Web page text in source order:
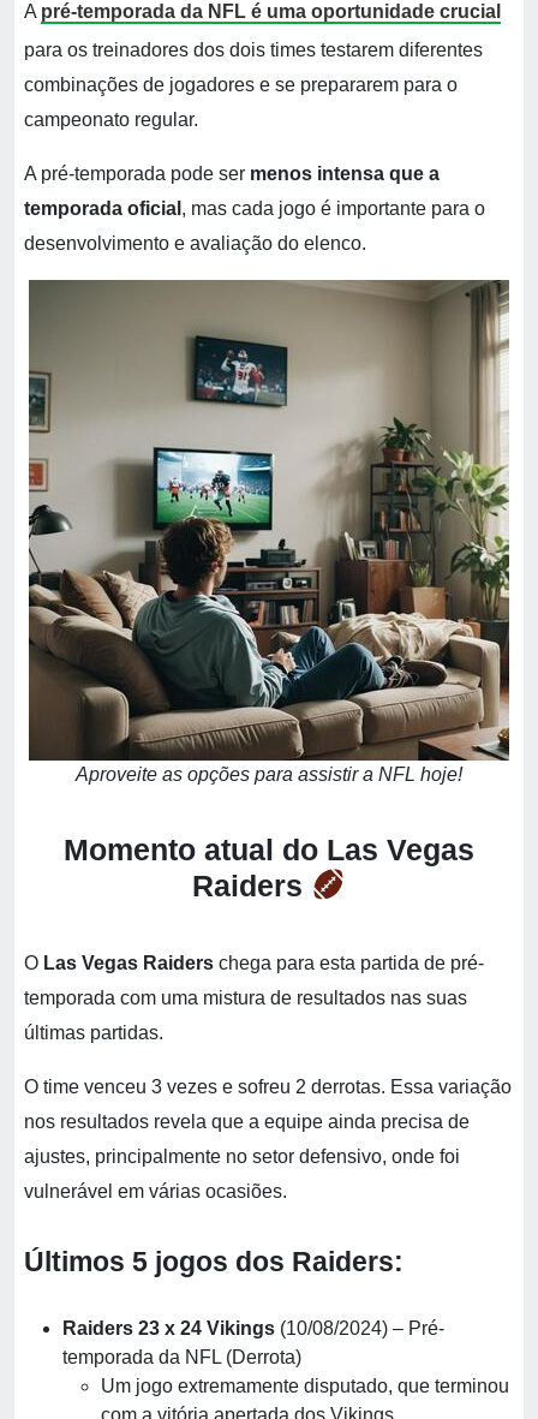
A pré-temporada da NFL é uma oportunidade crucial
para os treinadores dos dois times testarem diferentes
combinações de jogadores e se prepararem para o
campeonato regular.
A pré-temporada pode ser menos intensa que a
temporada oficial , mas cada jogo é importante para o
desenvolvimento e avaliação do elenco.
Aproveite as opções para assistir a NFL hoje!
Momento atual do Las Vegas
Raiders
O Las Vegas Raiders chega para esta partida de pré-
temporada com uma mistura de resultados nas suas
últimas partidas.
O time venceu 3 vezes e sofreu 2 derrotas. Essa variação
nos resultados revela que a equipe ainda precisa de
ajustes, principalmente no setor defensivo, onde foi
vulnerável em várias ocasiões.
Últimos 5 jogos dos Raiders:
Raiders 23 x 24 Vikings (10/08/2024) – Pré-
temporada da NFL (Derrota)
Um jogo extremamente disputado, que terminou
com a vitória apertada dos Vikings.